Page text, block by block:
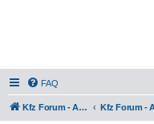
FAQ
Kfz Forum - Auto, Motorrad und LKW